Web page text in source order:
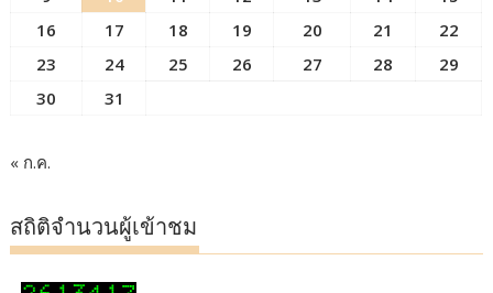
16
17 18 19 20 21
22
23
24 25 26 27 28
29
30
31
« ก.ค.
สถิติจำนวนผู้เข้าชม